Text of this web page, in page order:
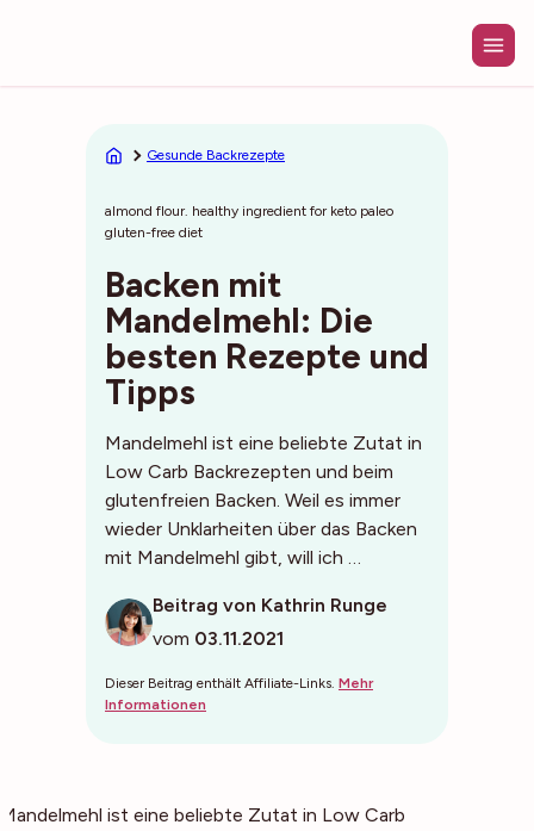
Gesunde Backrezepte
almond flour. healthy ingredient for keto paleo
gluten-free diet
Backen mit
Mandelmehl: Die
besten Rezepte und
Tipps
Mandelmehl ist eine beliebte Zutat in
Low Carb Backrezepten und beim
glutenfreien Backen. Weil es immer
wieder Unklarheiten über das Backen
mit Mandelmehl gibt, will ich …
Beitrag von Kathrin Runge
vom 03.11.2021
Dieser Beitrag enthält Affiliate-Links. Mehr
Informationen
Mandelmehl ist eine beliebte Zutat in Low Carb